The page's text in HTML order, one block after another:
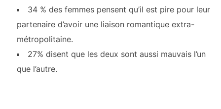
34 % des femmes pensent qu’il est pire pour leur
partenaire d’avoir une liaison romantique extra-
métropolitaine.
27% disent que les deux sont aussi mauvais l’un
que l’autre.